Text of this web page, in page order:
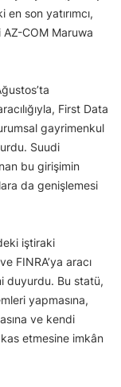
en son yatırımcı,
COM Maruwa
First Data
gayrimenkul
Suudi
bu girişimin
da genişlemesi
iştiraki
FINRA’ya aracı
duyurdu. Bu statü,
yapmasına,
ve kendi
etmesine imkân